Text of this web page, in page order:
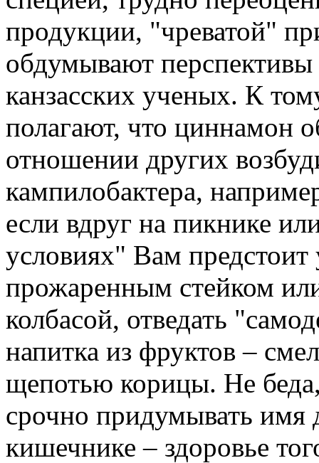
продукции, "чреватой"
обдумывают
канзасских ученых. К
полагают, что циннамон
отношении других
кампилобактера,
если вдруг на пикнике
условиях" Вам предстоит
прожаренным стейком
колбасой, отведать
напитка из фруктов –
щепотью корицы. Не беда,
срочно придумывать имя
кишечнике – здоровье